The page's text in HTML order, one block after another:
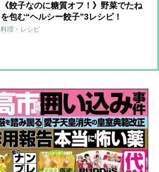
《餃子なのに糖質オフ！》野菜でたね
を包む“ヘルシー餃子”3レシピ！
料理・レシピ